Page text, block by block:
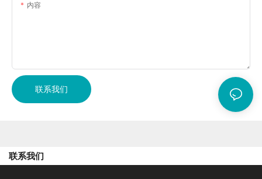
内容
联系我们
联系我们